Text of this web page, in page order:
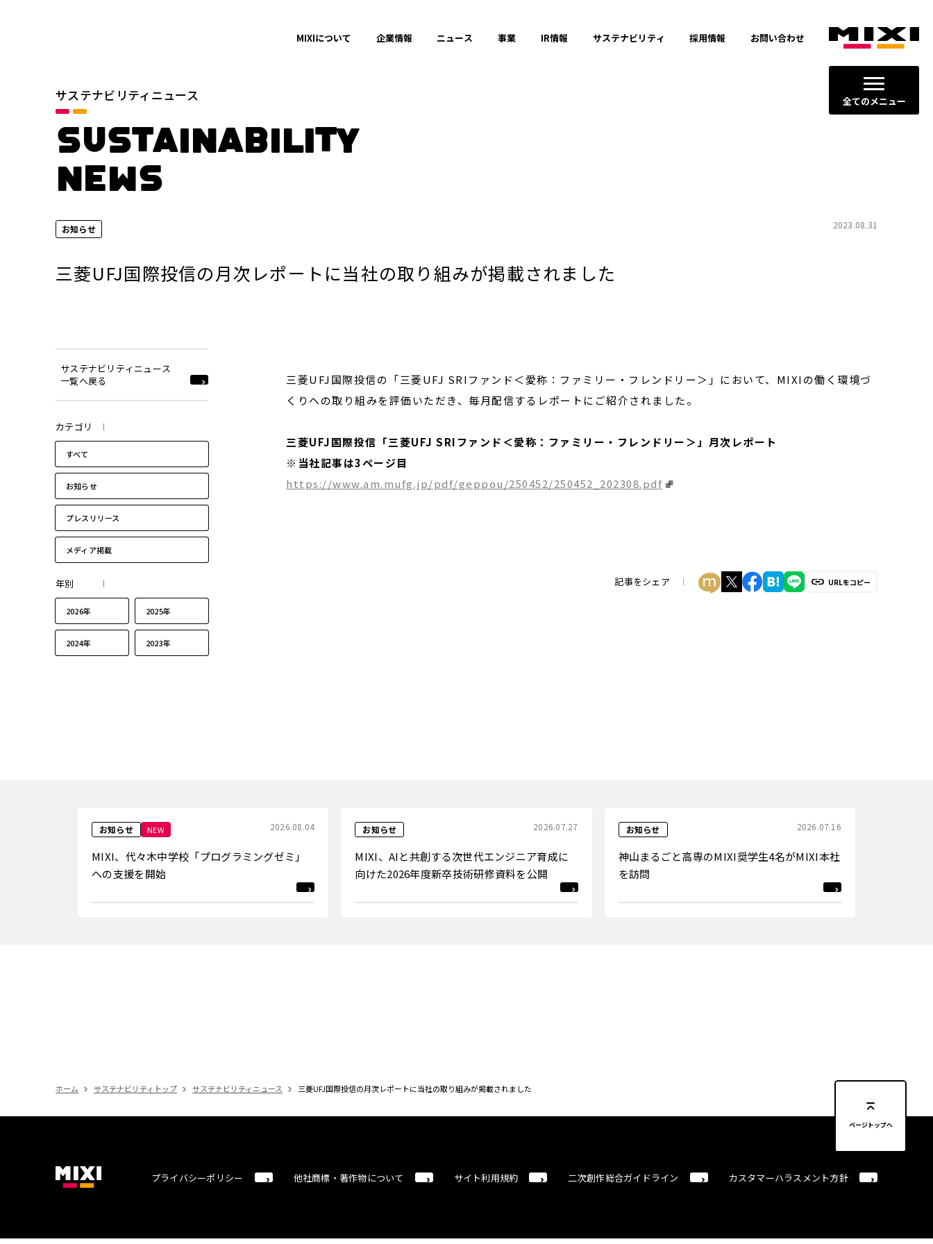
全てのメニュー
MIXIについて 企業情報 ニュース 事業 IR情報 サステナビリティ 採用情報 お問い合わせ
サステナビリティニュース
SUSTAINABILITY
NEWS
お知らせ 2023.08.31
三菱UFJ国際投信の月次レポートに当社の取り組みが掲載されました
サステナビリティニュース
一覧へ戻る
カテゴリ
すべて
お知らせ
プレスリリース
メディア掲載
年別
2026年 2025年
2024年 2023年
三菱UFJ国際投信の「三菱UFJ SRIファンド＜愛称：ファミリー・フレンドリー＞」において、MIXIの働く環境づ
くりへの取り組みを評価いただき、毎月配信するレポートにご紹介されました。
三菱UFJ国際投信「三菱UFJ SRIファンド＜愛称：ファミリー・フレンドリー＞」月次レポート
※ 当社記事は3ページ目
https://www.am.mufg.jp/pdf/geppou/250452/250452_202308.pdf
記事をシェア URLをコピー
お知らせ NEW 2026.08.04
MIXI、代々木中学校「プログラミングゼミ」
への支援を開始
お知らせ 2026.07.27
MIXI、AIと共創する次世代エンジニア育成に
向けた2026年度新卒技術研修資料を公開
お知らせ 2026.07.16
神山まるごと高専のMIXI奨学生4名がMIXI本社
を訪問
ホーム サステナビリティトップ サステナビリティニュース 三菱UFJ国際投信の月次レポートに当社の取り組みが掲載されました
カテゴリ
プレスリリース
2026年
閉じる
ページトップへ
プライバシーポリシー 他社商標・著作物について サイト利用規約 二次創作総合ガイドライン カスタマーハラスメント方針